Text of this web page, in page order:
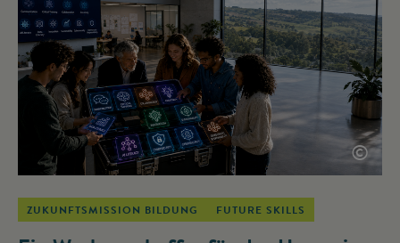
©
ZUKUNFTSMISSION BILDUNG FUTURE SKILLS